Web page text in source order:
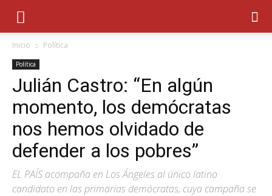
Inicio Política
Política
Julián Castro: “En algún
momento, los demócratas
nos hemos olvidado de
defender a los pobres”
EL PAÍS acompaña en Los Ángeles al único latino
candidato en las primarias demócratas, cuya campaña se